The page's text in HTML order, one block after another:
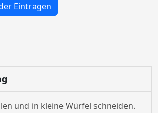
Eintragen
und in kleine Würfel schneiden.